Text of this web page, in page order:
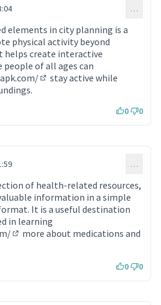
…
elements in city planning is a
physical activity beyond
helps create interactive
of all ages can
(Lien externe)
stay active while
0 0
…
of health-related resources,
information in a simple
It is a useful destination
in learning
more about medications and
0 0